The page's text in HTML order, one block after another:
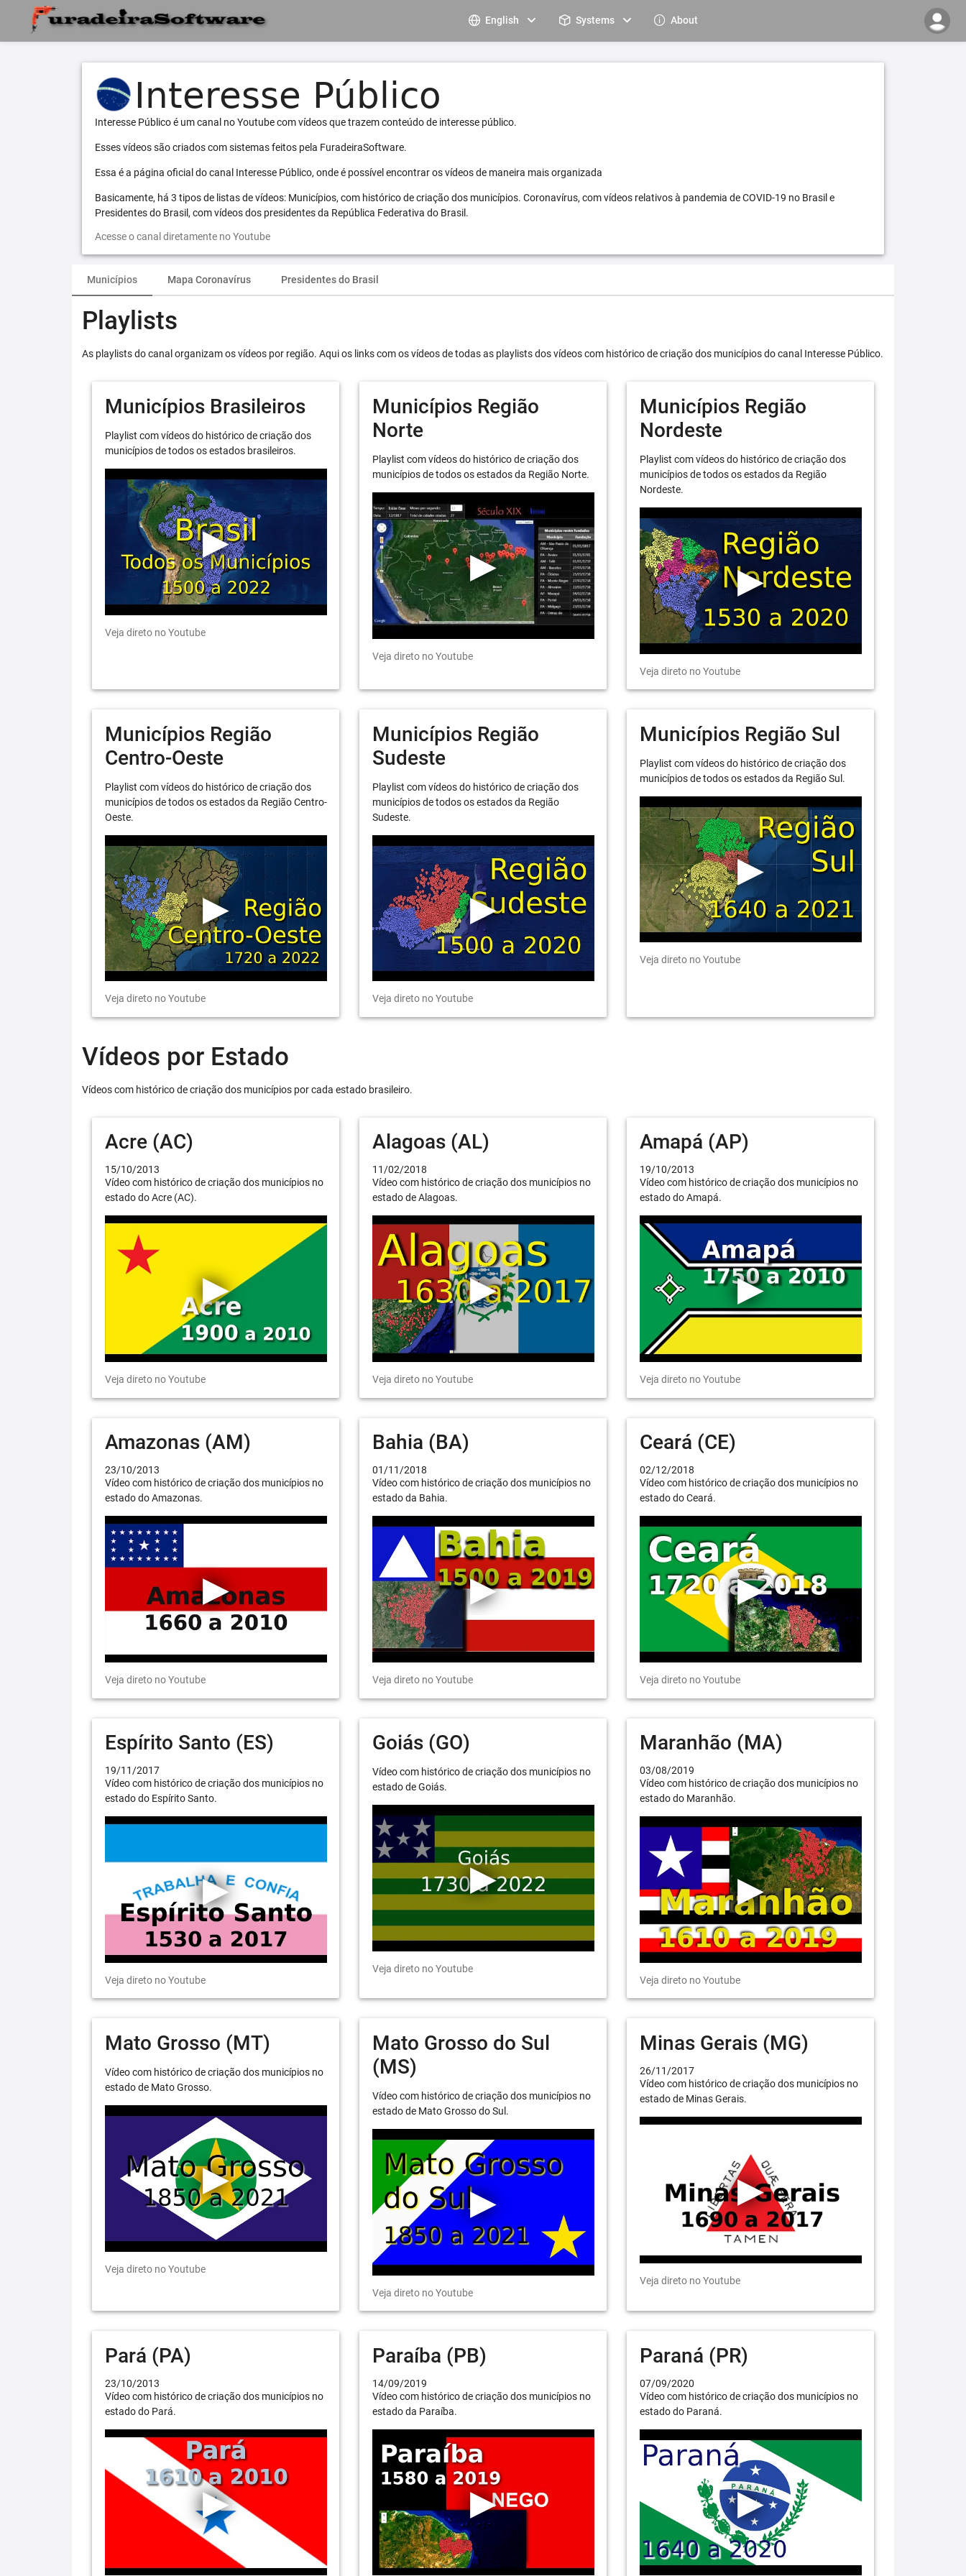
English Systems About
Interesse Público é um canal no Youtube com vídeos que trazem conteúdo de interesse público.
Esses vídeos são criados com sistemas feitos pela FuradeiraSoftware.
Essa é a página oficial do canal Interesse Público, onde é possível encontrar os vídeos de maneira mais organizada
Basicamente, há 3 tipos de listas de vídeos: Municípios, com histórico de criação dos municípios. Coronavírus, com vídeos relativos à pandemia de COVID-19 no Brasil e
Presidentes do Brasil, com vídeos dos presidentes da República Federativa do Brasil.
Acesse o canal diretamente no Youtube
Municípios Mapa Coronavírus Presidentes do Brasil
Playlists
As playlists do canal organizam os vídeos por região. Aqui os links com os vídeos de todas as playlists dos vídeos com histórico de criação dos municípios do canal Interesse Público.
Municípios Brasileiros
Playlist com vídeos do histórico de criação dos
municípios de todos os estados brasileiros.
Veja direto no Youtube
Municípios Região
Norte
Playlist com vídeos do histórico de criação dos
municípios de todos os estados da Região Norte.
Veja direto no Youtube
Municípios Região
Nordeste
Playlist com vídeos do histórico de criação dos
municípios de todos os estados da Região
Nordeste.
Veja direto no Youtube
Municípios Região
Centro-Oeste
Playlist com vídeos do histórico de criação dos
municípios de todos os estados da Região Centro-
Oeste.
Veja direto no Youtube
Municípios Região
Sudeste
Playlist com vídeos do histórico de criação dos
municípios de todos os estados da Região
Sudeste.
Veja direto no Youtube
Municípios Região Sul
Playlist com vídeos do histórico de criação dos
municípios de todos os estados da Região Sul.
Veja direto no Youtube
Vídeos por Estado
Vídeos com histórico de criação dos municípios por cada estado brasileiro.
Acre (AC)
15/10/2013
Vídeo com histórico de criação dos municípios no
estado do Acre (AC).
Veja direto no Youtube
Alagoas (AL)
11/02/2018
Vídeo com histórico de criação dos municípios no
estado de Alagoas.
Veja direto no Youtube
Amapá (AP)
19/10/2013
Vídeo com histórico de criação dos municípios no
estado do Amapá.
Veja direto no Youtube
Amazonas (AM)
23/10/2013
Vídeo com histórico de criação dos municípios no
estado do Amazonas.
Veja direto no Youtube
Bahia (BA)
01/11/2018
Vídeo com histórico de criação dos municípios no
estado da Bahia.
Veja direto no Youtube
Ceará (CE)
02/12/2018
Vídeo com histórico de criação dos municípios no
estado do Ceará.
Veja direto no Youtube
Espírito Santo (ES)
19/11/2017
Vídeo com histórico de criação dos municípios no
estado do Espírito Santo.
Veja direto no Youtube
Goiás (GO)
Vídeo com histórico de criação dos municípios no
estado de Goiás.
Veja direto no Youtube
Maranhão (MA)
03/08/2019
Vídeo com histórico de criação dos municípios no
estado do Maranhão.
Veja direto no Youtube
Mato Grosso (MT)
Vídeo com histórico de criação dos municípios no
estado de Mato Grosso.
Veja direto no Youtube
Mato Grosso do Sul
(MS)
Vídeo com histórico de criação dos municípios no
estado de Mato Grosso do Sul.
Veja direto no Youtube
Minas Gerais (MG)
26/11/2017
Vídeo com histórico de criação dos municípios no
estado de Minas Gerais.
Veja direto no Youtube
Pará (PA)
23/10/2013
Vídeo com histórico de criação dos municípios no
estado do Pará.
Paraíba (PB)
14/09/2019
Vídeo com histórico de criação dos municípios no
estado da Paraíba.
Paraná (PR)
07/09/2020
Vídeo com histórico de criação dos municípios no
estado do Paraná.